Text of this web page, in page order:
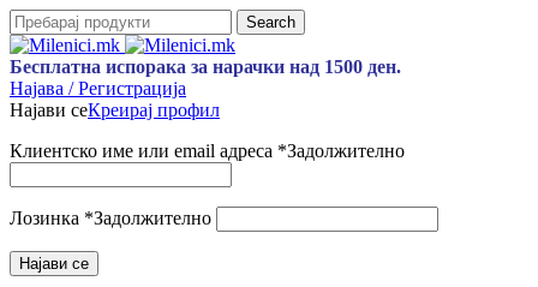
Search
Бесплатна испорака за нарачки над 1500 ден.
Најава / Регистрација
Најави сеКреирај профил
Клиентско име или email адреса *Задолжително
Лозинка *Задолжително
Најави се